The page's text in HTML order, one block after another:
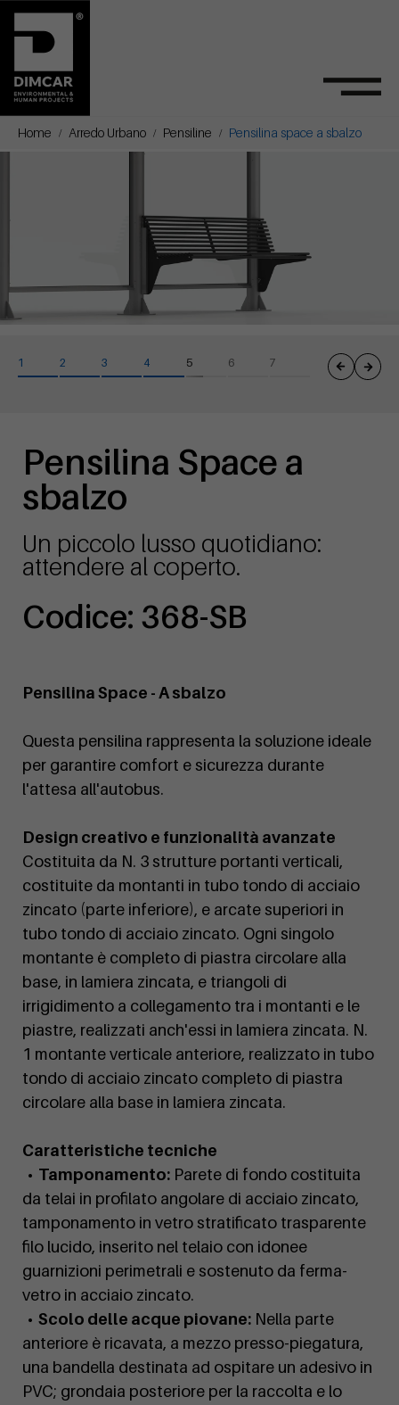
Home Arredo Urbano Pensiline Pensilina space a sbalzo
Pensilina Space a
sbalzo
Un piccolo lusso quotidiano:
attendere al coperto.
Codice: 368-SB
Pensilina Space - A sbalzo
Questa pensilina rappresenta la soluzione ideale
per garantire comfort e sicurezza durante
l'attesa all'autobus.
Design creativo e funzionalità avanzate
Costituita da N. 3 strutture portanti verticali,
costituite da montanti in tubo tondo di acciaio
zincato (parte inferiore), e arcate superiori in
tubo tondo di acciaio zincato. Ogni singolo
montante è completo di piastra circolare alla
base, in lamiera zincata, e triangoli di
irrigidimento a collegamento tra i montanti e le
piastre, realizzati anch'essi in lamiera zincata. N.
1 montante verticale anteriore, realizzato in tubo
tondo di acciaio zincato completo di piastra
circolare alla base in lamiera zincata.
Caratteristiche tecniche
• Tamponamento: Parete di fondo costituita
da telai in profilato angolare di acciaio zincato,
tamponamento in vetro stratificato trasparente
filo lucido, inserito nel telaio con idonee
guarnizioni perimetrali e sostenuto da ferma-
vetro in acciaio zincato.
• Scolo delle acque piovane: Nella parte
anteriore è ricavata, a mezzo presso-piegatura,
una bandella destinata ad ospitare un adesivo in
PVC; grondaia posteriore per la raccolta e lo